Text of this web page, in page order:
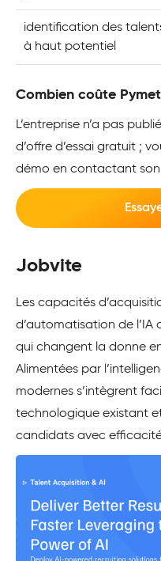
identification des
à haut potentiel
Combien coûte
L’entreprise n’a pas
d’offre d’essai gratuit ;
démo en contactant
Jobvite
Les capacités
d’automatisation de
qui changent la donne
Alimentées par
modernes s’intègrent
technologique existant
candidats avec